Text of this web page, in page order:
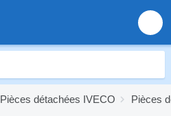
Pièces détachées IVECO Pièces